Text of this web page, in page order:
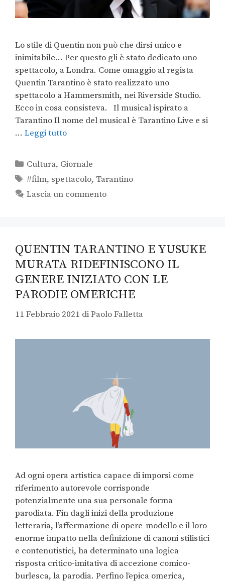
Lo stile di Quentin non può che dirsi unico e
inimitabile… Per questo gli è stato dedicato uno
spettacolo, a Londra. Come omaggio al regista
Quentin Tarantino è stato realizzato uno
spettacolo a Hammersmith, nei Riverside Studio.
Ecco in cosa consisteva. Il musical ispirato a
Tarantino Il nome del musical è Tarantino Live e si
… Leggi tutto
Cultura, Giornale
#film, spettacolo, Tarantino
Lascia un commento
QUENTIN TARANTINO E YUSUKE
MURATA RIDEFINISCONO IL
GENERE INIZIATO CON LE
PARODIE OMERICHE
11 Febbraio 2021 diPaolo Falletta
Ad ogni opera artistica capace di imporsi come
riferimento autorevole corrisponde
potenzialmente una sua personale forma
parodiata. Fin dagli inizi della produzione
letteraria, l’affermazione di opere-modello e il loro
enorme impatto nella definizione di canoni stilistici
e contenutistici, ha determinato una logica
risposta critico-imitativa di accezione comico-
burlesca, la parodia. Perfino l’epica omerica,